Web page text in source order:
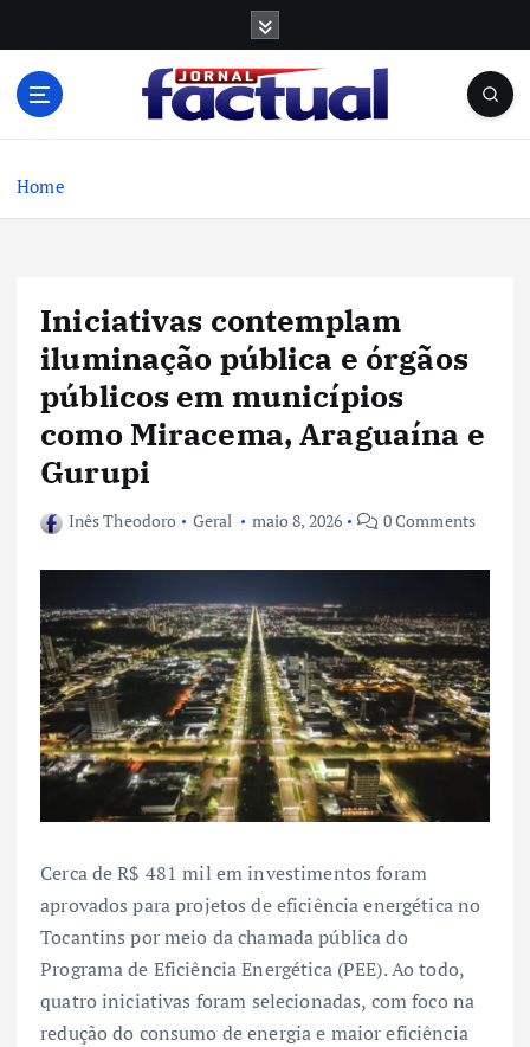
Home
Iniciativas contemplam
iluminação pública e órgãos
públicos em municípios
como Miracema, Araguaína e
Gurupi
Inês Theodoro Geral maio 8, 2026 0 Comments
Cerca de R$ 481 mil em investimentos foram
aprovados para projetos de eficiência energética no
Tocantins por meio da chamada pública do
Programa de Eficiência Energética (PEE). Ao todo,
quatro iniciativas foram selecionadas, com foco na
redução do consumo de energia e maior eficiência